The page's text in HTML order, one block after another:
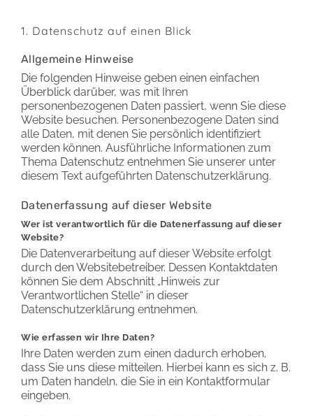
1. Datenschutz auf einen Blick
Allgemeine Hinweise
Die folgenden Hinweise geben einen einfachen
Überblick darüber, was mit Ihren
personenbezogenen Daten passiert, wenn Sie diese
Website besuchen. Personenbezogene Daten sind
alle Daten, mit denen Sie persönlich identifiziert
werden können. Ausführliche Informationen zum
Thema Datenschutz entnehmen Sie unserer unter
diesem Text aufgeführten Datenschutzerklärung.
Datenerfassung auf dieser Website
Wer ist verantwortlich für die Datenerfassung auf dieser
Website?
Die Datenverarbeitung auf dieser Website erfolgt
durch den Websitebetreiber. Dessen Kontaktdaten
können Sie dem Abschnitt „Hinweis zur
Verantwortlichen Stelle“ in dieser
Datenschutzerklärung entnehmen.
Wie erfassen wir Ihre Daten?
Ihre Daten werden zum einen dadurch erhoben,
dass Sie uns diese mitteilen. Hierbei kann es sich z. B.
um Daten handeln, die Sie in ein Kontaktformular
eingeben.